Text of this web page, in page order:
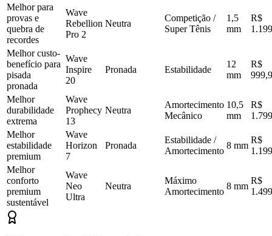
Melhor para
provas e
quebra de
recordes
Wave
Rebellion
Pro 2
Neutra
Competição /
Super Tênis
1,5
mm
R$
Melhor custo-
benefício para
pisada
pronada
Wave
Inspire
20
Pronada Estabilidade
12
mm
R$
Melhor
durabilidade
extrema
Wave
Prophecy
13
Neutra
Amortecimento
Mecânico
10,5
mm
R$
Melhor
estabilidade
premium
Wave
Horizon
7
Pronada
Estabilidade /
Amortecimento
8 mm
R$
Melhor
conforto
premium
sustentável
Wave
Neo
Ultra
Neutra
Máximo
Amortecimento
8 mm
R$